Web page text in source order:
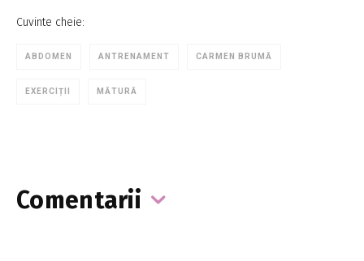
Cuvinte cheie:
ABDOMEN ANTRENAMENT CARMEN BRUMĂ
EXERCIȚII MĂTURĂ
Comentarii